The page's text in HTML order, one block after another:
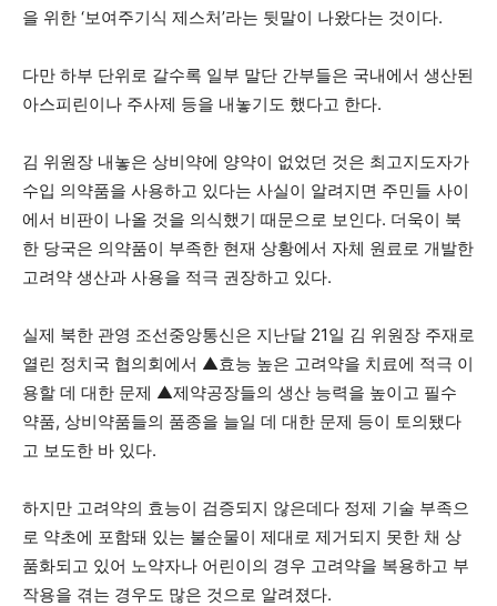
을 위한 ‘보여주기식 제스처’라는 뒷말이 나왔다는 것이다.
다만 하부 단위로 갈수록 일부 말단 간부들은 국내에서 생산된
아스피린이나 주사제 등을 내놓기도 했다고 한다.
김 위원장 내놓은 상비약에 양약이 없었던 것은 최고지도자가
수입 의약품을 사용하고 있다는 사실이 알려지면 주민들 사이
에서 비판이 나올 것을 의식했기 때문으로 보인다. 더욱이 북
한 당국은 의약품이 부족한 현재 상황에서 자체 원료로 개발한
고려약 생산과 사용을 적극 권장하고 있다.
실제 북한 관영 조선중앙통신은 지난달 21일 김 위원장 주재로
열린 정치국 협의회에서 ▲효능 높은 고려약을 치료에 적극 이
용할 데 대한 문제 ▲제약공장들의 생산 능력을 높이고 필수
약품, 상비약품들의 품종을 늘일 데 대한 문제 등이 토의됐다
고 보도한 바 있다.
하지만 고려약의 효능이 검증되지 않은데다 정제 기술 부족으
로 약초에 포함돼 있는 불순물이 제대로 제거되지 못한 채 상
품화되고 있어 노약자나 어린이의 경우 고려약을 복용하고 부
작용을 겪는 경우도 많은 것으로 알려졌다.